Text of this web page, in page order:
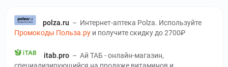
polza.ru – Интернет-аптека Polza. Используйте
Промокоды Польза.ру и получите скидку до 2700₽
itab.pro –Ай ТАБ - онлайн-магазин,